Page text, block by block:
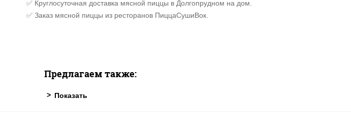
✅ Круглосуточная доставка мясной пиццы в Долгопрудном на дом.
✅ Заказ мясной пиццы из ресторанов ПиццаСушиВок.
Предлагаем также: